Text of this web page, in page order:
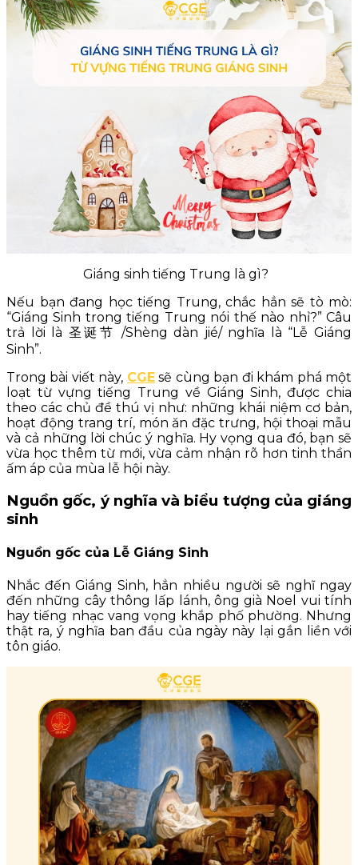
Giáng sinh tiếng Trung là gì?
Nếu bạn đang học tiếng Trung, chắc hẳn sẽ tò mò:
“Giáng Sinh trong tiếng Trung nói thế nào nhỉ?” Câu
trả lời là 圣诞节 /Shèng dàn jié/ nghĩa là “Lễ Giáng
Sinh”.
Trong bài viết này, CGEsẽ cùng bạn đi khám phá một
loạt từ vựng tiếng Trung về Giáng Sinh, được chia
theo các chủ đề thú vị như: những khái niệm cơ bản,
hoạt động trang trí, món ăn đặc trưng, hội thoại mẫu
và cả những lời chúc ý nghĩa. Hy vọng qua đó, bạn sẽ
vừa học thêm từ mới, vừa cảm nhận rõ hơn tinh thần
ấm áp của mùa lễ hội này.
Nguồn gốc, ý nghĩa và biểu tượng của giáng
sinh
Nguồn gốc của Lễ Giáng Sinh
Nhắc đến Giáng Sinh, hẳn nhiều người sẽ nghĩ ngay
đến những cây thông lấp lánh, ông già Noel vui tính
hay tiếng nhạc vang vọng khắp phố phường. Nhưng
thật ra, ý nghĩa ban đầu của ngày này lại gắn liền với
tôn giáo.